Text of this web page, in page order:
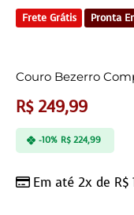
Tapetes
Para sua casa
Móveis
Sob Medida!
Frete Grátis Pronta
Couro Bezerro
R$249,99
Em até 2x de R$
-10% R$224,99